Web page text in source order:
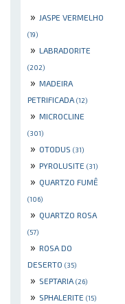
» JASPE VERMELHO
(19)
» LABRADORITE
(202)
» MADEIRA
PETRIFICADA (12)
» MICROCLINE
(301)
» OTODUS (31)
» PYROLUSITE (31)
» QUARTZO FUMÊ
(106)
» QUARTZO ROSA
(57)
» ROSA DO
DESERTO (35)
» SEPTARIA (26)
» SPHALERITE (15)